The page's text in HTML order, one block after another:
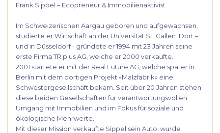
Frank Sippel – Ecopreneur & Immobilienaktivist
Im Schweizerischen Aargau geboren und aufgewachsen,
studierte er Wirtschaft an der Universität St. Gallen. Dort –
und in Düsseldorf - gründete er 1994 mit 23 Jahren seine
erste Firma TR plus AG, welche er 2000 verkaufte.
2001 startete er mit der Real Future AG, welche später in
Berlin mit dem dortigen Projekt «Malzfabrik» eine
Schwestergesellschaft bekam. Seit über 20 Jahren stehen
diese beiden Gesellschaften für verantwortungsvollen
Umgang mit Immobilien und im Fokus für soziale und
ökologische Mehrwerte.
Mit dieser Mission verkaufte Sippel sein Auto, wurde